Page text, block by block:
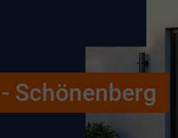
Schönenberg